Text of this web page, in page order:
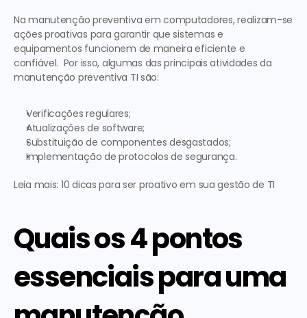
Na manutenção preventiva em computadores, realizam-se
ações proativas para garantir que sistemas e
equipamentos funcionem de maneira eficiente e
manutenção preventiva TI são:
Verificações regulares;
Atualizações de software;
Substituição de componentes desgastados;
Implementação de protocolos de segurança.
Leia mais: 10 dicas para ser proativo em sua gestão de TI
Quais os 4 pontos
essenciais para uma